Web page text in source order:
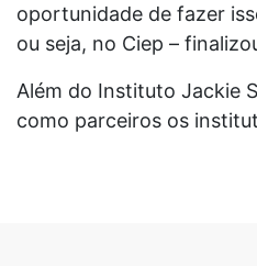
oportunidade de fazer
ou seja, no Ciep –
Além do Instituto Jackie
como parceiros os